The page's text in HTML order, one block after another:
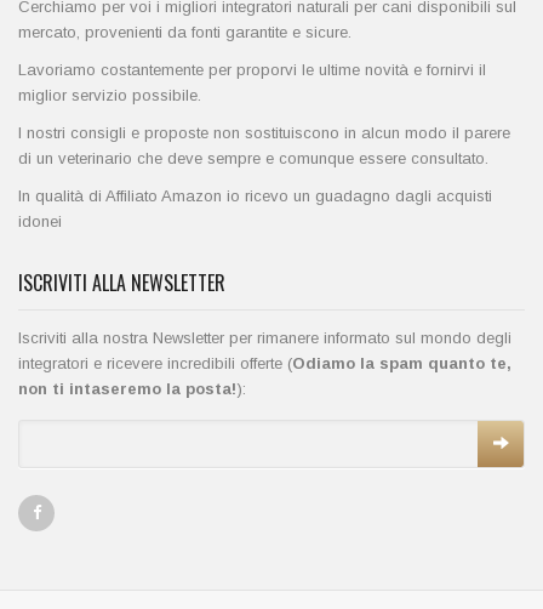
Cerchiamo per voi i migliori integratori naturali per cani disponibili sul
mercato, provenienti da fonti garantite e sicure.
Lavoriamo costantemente per proporvi le ultime novità e fornirvi il
miglior servizio possibile.
I nostri consigli e proposte non sostituiscono in alcun modo il parere
di un veterinario che deve sempre e comunque essere consultato.
In qualità di Affiliato Amazon io ricevo un guadagno dagli acquisti
idonei
ISCRIVITI ALLA NEWSLETTER
Iscriviti alla nostra Newsletter per rimanere informato sul mondo degli
integratori e ricevere incredibili offerte (Odiamo la spam quanto te,
non ti intaseremo la posta!):